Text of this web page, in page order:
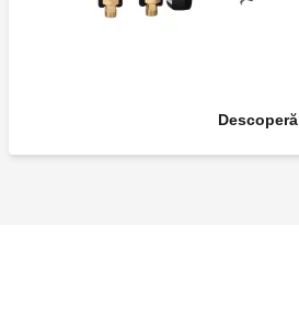
Descoperă